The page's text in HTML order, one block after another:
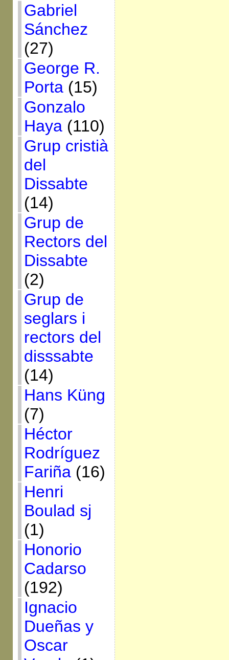
Gabriel
Sánchez
(27)
George R.
Porta(15)
Gonzalo
Haya(110)
Grup cristià
del
Dissabte
(14)
Grup de
Rectors del
Dissabte
(2)
Grup de
seglars i
rectors del
disssabte
(14)
Hans Küng
(7)
Héctor
Rodríguez
Fariña(16)
Henri
Boulad sj
(1)
Honorio
Cadarso
(192)
Ignacio
Dueñas y
Oscar